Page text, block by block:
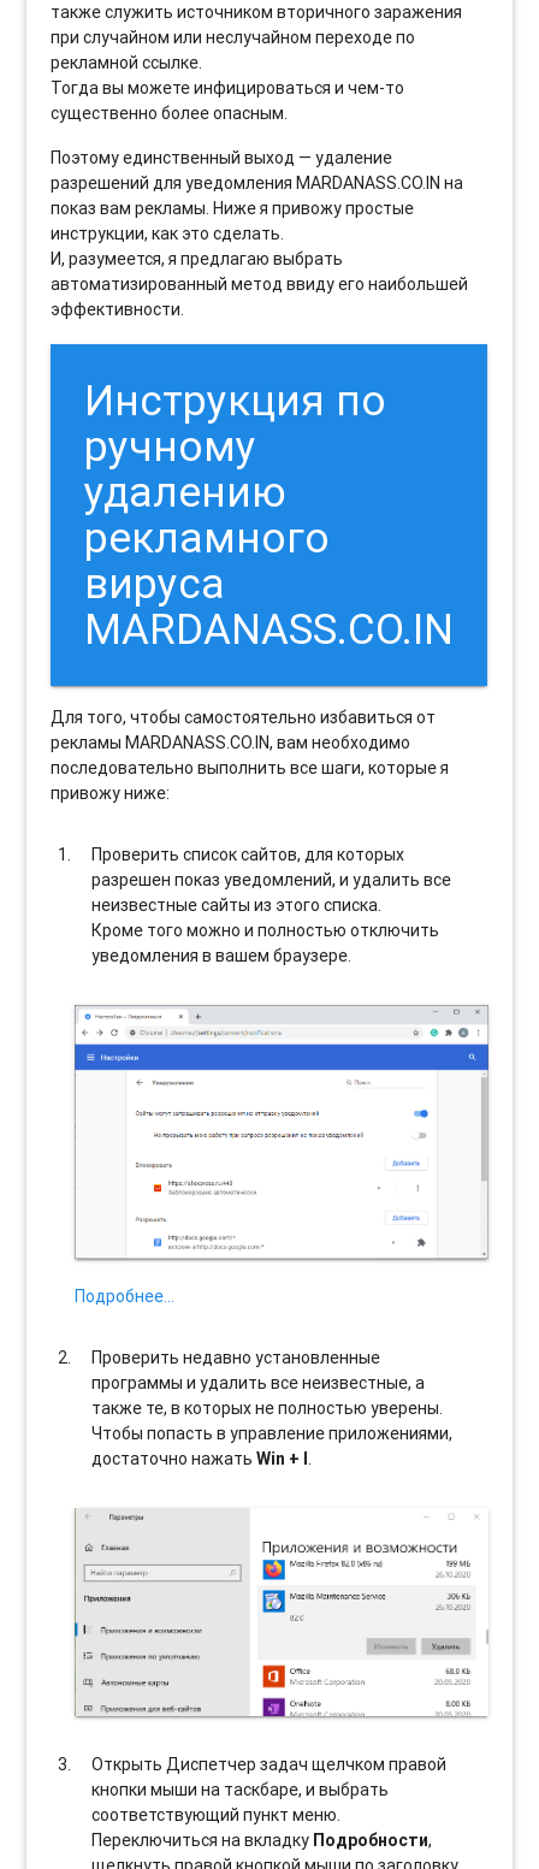
также служить источником вторичного заражения
при случайном или неслучайном переходе по
рекламной ссылке.
Тогда вы можете инфицироваться и чем-то
существенно более опасным.
Поэтому единственный выход — удаление
разрешений для уведомления MARDANASS.CO.IN на
показ вам рекламы. Ниже я привожу простые
инструкции, как это сделать.
И, разумеется, я предлагаю выбрать
автоматизированный метод ввиду его наибольшей
эффективности.
Инструкция по
ручному
удалению
рекламного
вируса
MARDANASS.CO.IN
Для того, чтобы самостоятельно избавиться от
рекламы MARDANASS.CO.IN, вам необходимо
последовательно выполнить все шаги, которые я
привожу ниже:
Проверить список сайтов, для которых
разрешен показ уведомлений, и удалить все
неизвестные сайты из этого списка.
Кроме того можно и полностью отключить
уведомления в вашем браузере.
Подробнее…
Проверить недавно установленные
программы и удалить все неизвестные, а
также те, в которых не полностью уверены.
Чтобы попасть в управление приложениями,
достаточно нажатьWin + I.
Открыть Диспетчер задач щелчком правой
кнопки мыши на таскбаре, и выбрать
соотвeтствующий пункт меню.
Переключиться на вкладку Подробности,